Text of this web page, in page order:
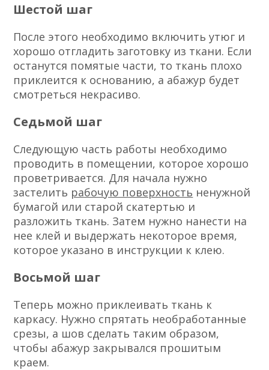
Шестой шаг
После этого необходимо включить утюг и
хорошо отгладить заготовку из ткани. Если
останутся помятые части, то ткань плохо
приклеится к основанию, а абажур будет
смотреться некрасиво.
Седьмой шаг
Следующую часть работы необходимо
проводить в помещении, которое хорошо
проветривается. Для начала нужно
застелить рабочую поверхность ненужной
бумагой или старой скатертью и
разложить ткань. Затем нужно нанести на
нее клей и выдержать некоторое время,
которое указано в инструкции к клею.
Восьмой шаг
Теперь можно приклеивать ткань к
каркасу. Нужно спрятать необработанные
срезы, а шов сделать таким образом,
чтобы абажур закрывался прошитым
краем.